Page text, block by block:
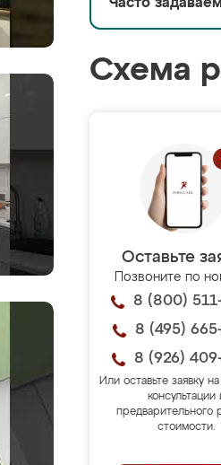
Часто
Схема
Оставьте
Позвоните по
8 (800)
8 (495)
8 (926)
Или оставьте заявку
консультации
предварительного
стоимости.